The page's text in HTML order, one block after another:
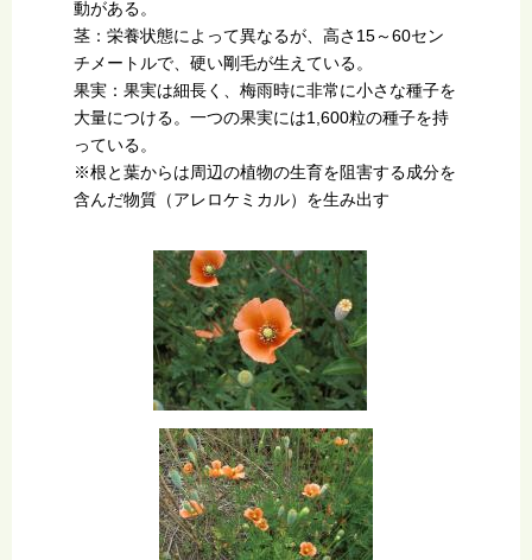
動がある。
茎：栄養状態によって異なるが、高さ15～60セン
チメートルで、硬い剛毛が生えている。
果実：果実は細長く、梅雨時に非常に小さな種子を
大量につける。一つの果実には1,600粒の種子を持
っている。
※根と葉からは周辺の植物の生育を阻害する成分を
含んだ物質（アレロケミカル）を生み出す